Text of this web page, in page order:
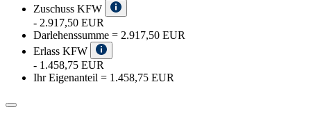
Zuschuss KFW
- 2.917,50 EUR
Darlehenssumme = 2.917,50 EUR
Erlass KFW
- 1.458,75 EUR
Ihr Eigenanteil = 1.458,75 EUR